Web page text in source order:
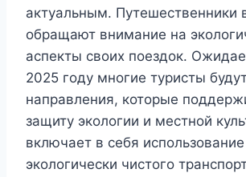
актуальным. Путешественники
обращают внимание на
аспекты своих поездок.
2025 году многие туристы
направления, которые
защиту экологии и местной
включает в себя использование
экологически чистого